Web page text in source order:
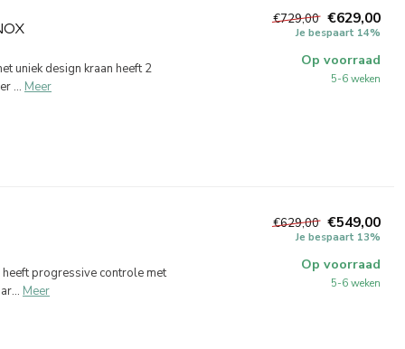
uniek design kraan heeft 2
... Meer
€729,00 €629,00
Je bespaart 14%
Op voorraad
5-6 weken
progressive controle met
Meer
€629,00 €549,00
Je bespaart 13%
Op voorraad
5-6 weken